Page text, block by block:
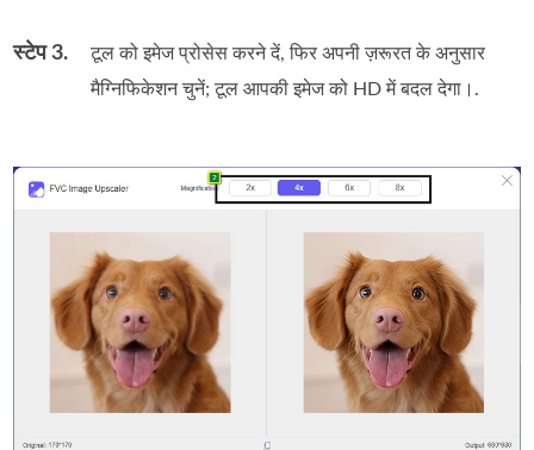
स्टेप 3.
टूल को इमेज प्रोसेस करने दें, फिर अपनी ज़रूरत के अनुसार
मैग्निफिकेशन चुनें; टूल आपकी इमेज को HD में बदल देगा।.